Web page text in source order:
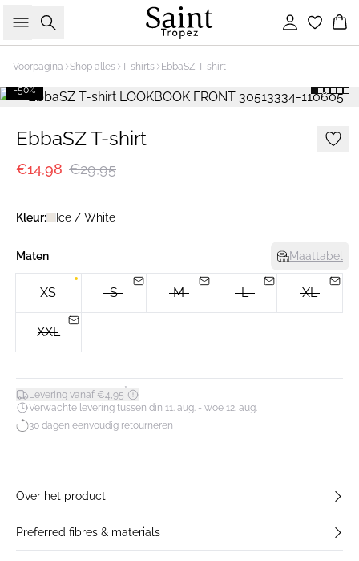
Zoeken Inloggen
Voorpagina Shop alles T-shirts EbbaSZ T-shirt
-50%
EbbaSZ T-shirt
€14,98 €29,95
Kleur: Ice / White
Maten Maattabel
XS S M L XL
XXL
Levering vanaf €4,95*
Verwachte levering tussen din 11. aug. - woe 12. aug.
30 dagen eenvoudig retourneren
Over het product
Preferred fibres & materials